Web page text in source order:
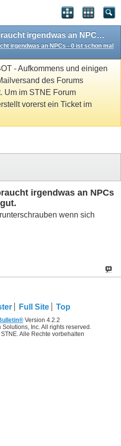
Lasst's krachen, DE1 braucht irgendwas an NPCs - 0 ist schon mal nicht gut.
irgendwas an NPCs - 0 ist schon mal
- Aufkommens und einigen
des Forums
Um im STNE Forum
vorerst ein Ticket im
irgendwas an NPCs
wenn sich
Full Site Top
Version 4.2.2
Inc. All rights reserved.
Alle Rechte vorbehalten